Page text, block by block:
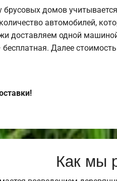
домов
автомобилей,
доставляем одной
Далее
Как мы